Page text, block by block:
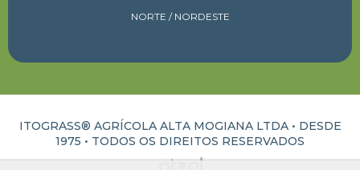
NORTE / NORDESTE
ITOGRASS® AGRÍCOLA ALTA MOGIANA LTDA • DESDE
1975 • TODOS OS DIREITOS RESERVADOS